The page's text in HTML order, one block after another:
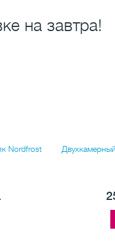
на завтра!
Nordfrost